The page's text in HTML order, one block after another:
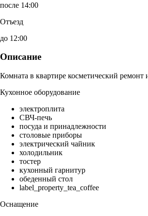
после 14:00
Отъезд
до 12:00
Описание
Комната в квартире косметический ремонт
Кухонное оборудование
электроплита
СВЧ-печь
посуда и принадлежности
столовые приборы
электрический чайник
холодильник
тостер
кухонный гарнитур
обеденный стол
label_property_tea_coffee
Оснащение